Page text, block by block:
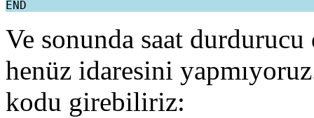
Ve sonunda saat
henüz idaresini
kodu girebiliriz: